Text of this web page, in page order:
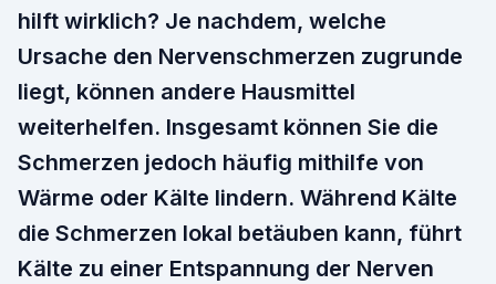
hilft wirklich? Je nachdem, welche
Ursache den Nervenschmerzen zugrunde
liegt, können andere Hausmittel
weiterhelfen. Insgesamt können Sie die
Schmerzen jedoch häufig mithilfe von
Wärme oder Kälte lindern. Während Kälte
die Schmerzen lokal betäuben kann, führt
Kälte zu einer Entspannung der Nerven